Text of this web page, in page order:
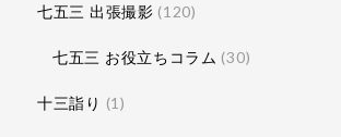
七五三 出張撮影 (120)
七五三 お役立ちコラム (30)
十三詣り (1)